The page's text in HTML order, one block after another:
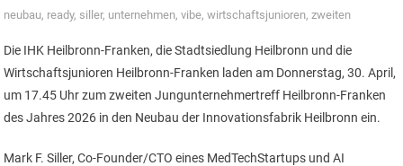
neubau, ready, siller, unternehmen,vibe,wirtschaftsjunioren,zweiten
Die IHK Heilbronn-Franken, die Stadtsiedlung Heilbronn und die
Wirtschaftsjunioren Heilbronn-Franken laden am Donnerstag, 30. April,
um 17.45 Uhr zum zweiten Jungunternehmertreff Heilbronn-Franken
des Jahres 2026 in den Neubau der Innovationsfabrik Heilbronn ein.
Mark F. Siller, Co-Founder/CTO eines MedTechStartups und AI